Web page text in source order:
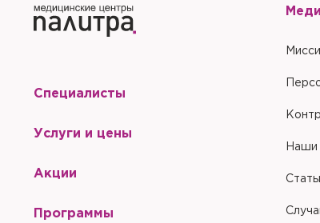
Специалисты
Услуги и цены
Акции
Программы
Наши